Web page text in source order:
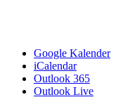
Google Kalender
iCalendar
Outlook 365
Outlook Live